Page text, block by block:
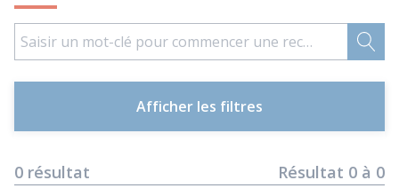
Afficher les filtres
0 résultat Résultat 0 à 0